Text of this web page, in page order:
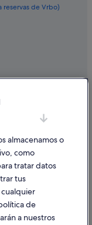
reservas de Vrbo)
almacenamos o
como
tratar datos
tus
de
a nuestros